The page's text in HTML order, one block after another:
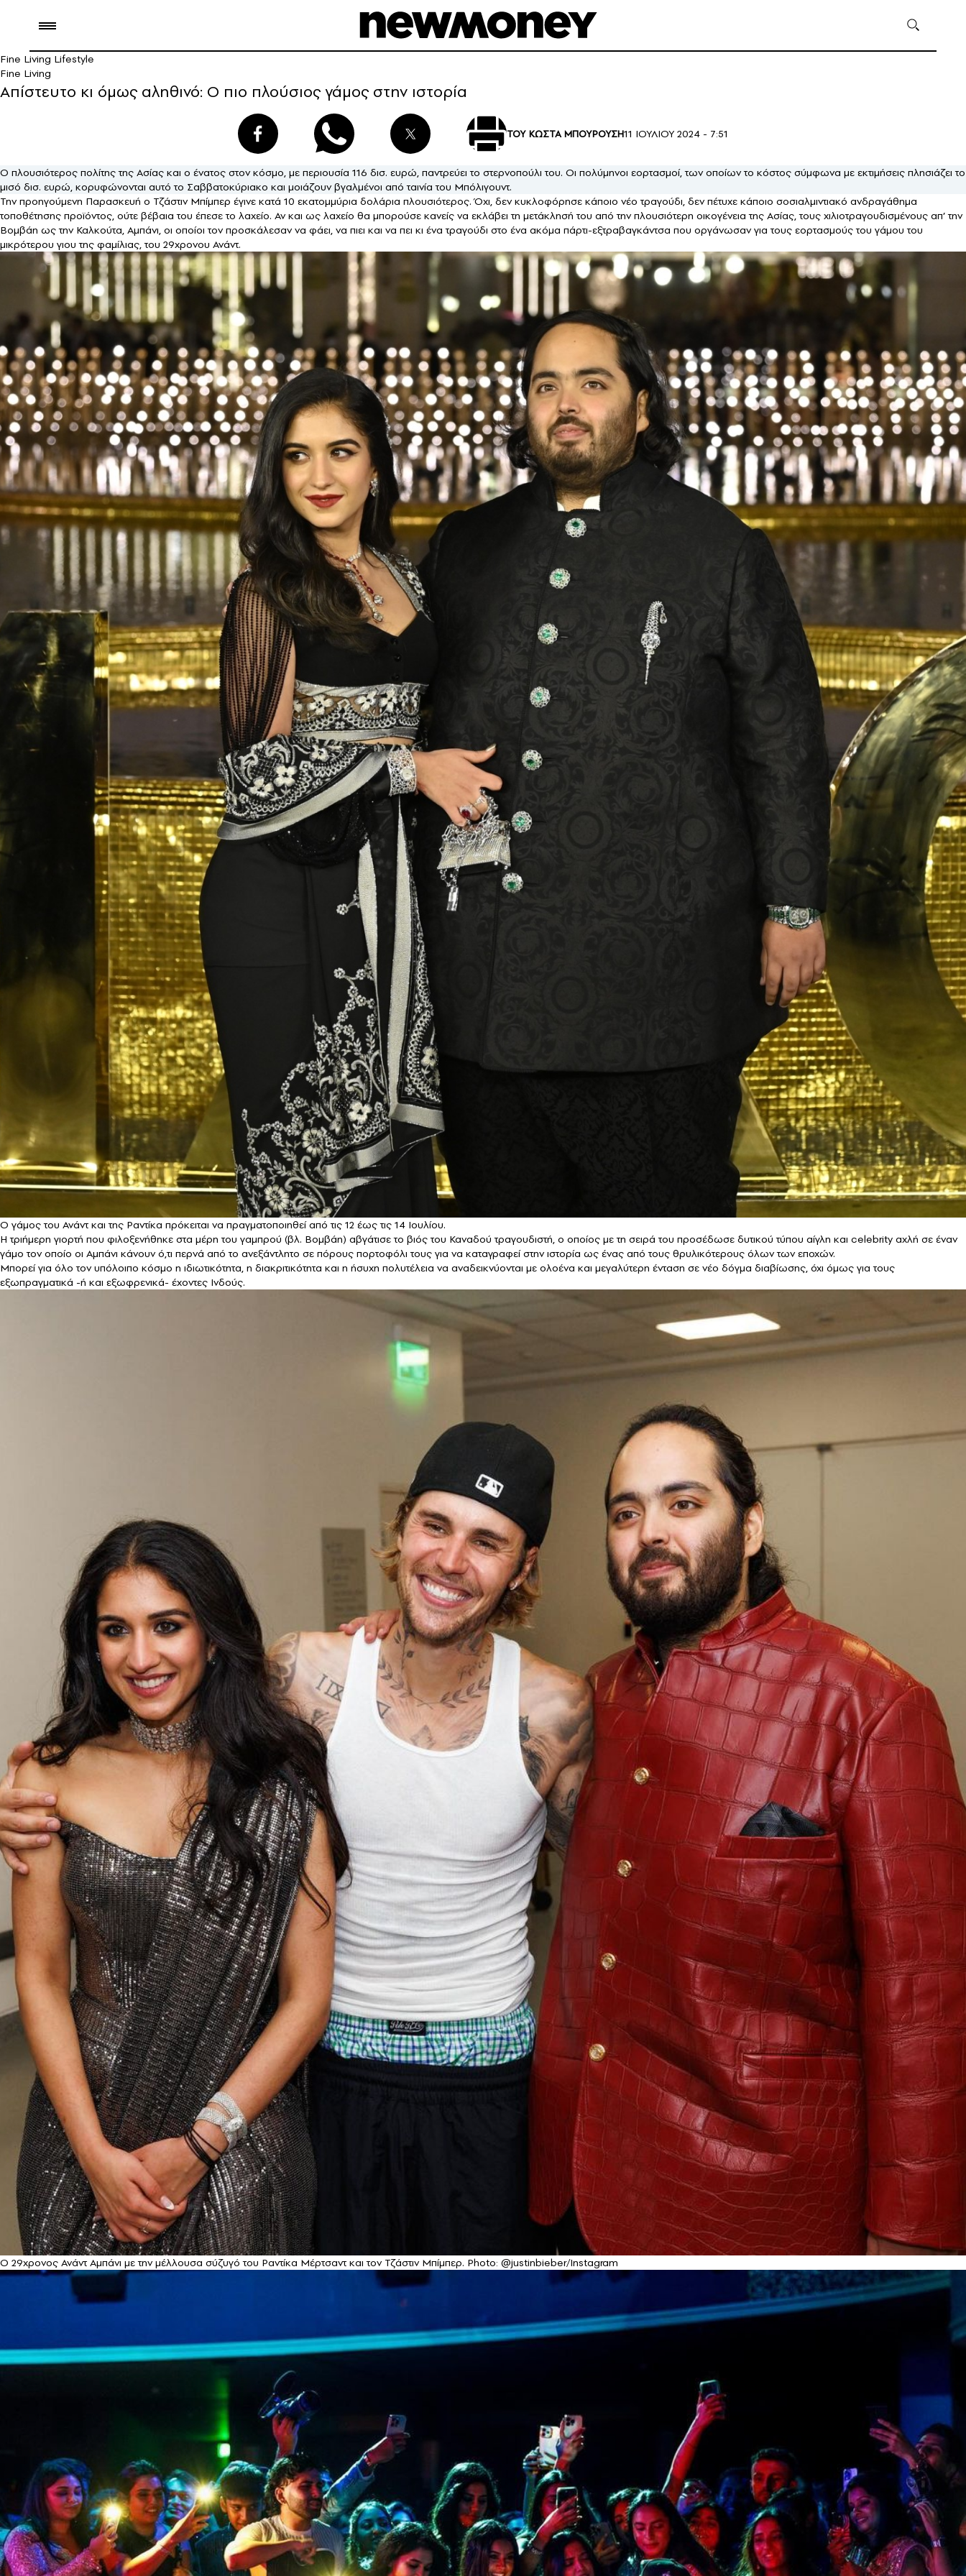
Fine Living Lifestyle
Fine Living
Απίστευτο κι όμως αληθινό: Ο πιο πλούσιος γάμος στην ιστορία
ΤΟΥ ΚΩΣΤΑ ΜΠΟΥΡΟΥΣΗ11 ΙΟΥΛΙΟΥ 2024 - 7:51
Ο πλουσιότερος πολίτης της Ασίας και ο ένατος στον κόσμο, με περιουσία 116 δισ. ευρώ, παντρεύει το στερνοπούλι του. Οι πολύμηνοι εορτασμοί, των οποίων το κόστος σύμφωνα με εκτιμήσεις πλησιάζει το
μισό δισ. ευρώ, κορυφώνονται αυτό το Σαββατοκύριακο και μοιάζουν βγαλμένοι από ταινία του Μπόλιγουντ.
Την προηγούμενη Παρασκευή ο Τζάστιν Μπίμπερ έγινε κατά 10 εκατομμύρια δολάρια πλουσιότερος. Όχι, δεν κυκλοφόρησε κάποιο νέο τραγούδι, δεν πέτυχε κάποιο σοσιαλμιντιακό ανδραγάθημα
τοποθέτησης προϊόντος, ούτε βέβαια του έπεσε το λαχείο. Αν και ως λαχείο θα μπορούσε κανείς να εκλάβει τη μετάκλησή του από την πλουσιότερη οικογένεια της Ασίας, τους χιλιοτραγουδισμένους απ’ την
Βομβάη ως την Καλκούτα, Αμπάνι, οι οποίοι τον προσκάλεσαν να φάει, να πιει και να πει κι ένα τραγούδι στο ένα ακόμα πάρτι-εξτραβαγκάντσα που οργάνωσαν για τους εορτασμούς του γάμου του
μικρότερου γιου της φαμίλιας, του 29χρονου Ανάντ.
Ο γάμος του Ανάντ και της Ραντίκα πρόκειται να πραγματοποιηθεί από τις 12 έως τις 14 Ιουλίου.
Η τριήμερη γιορτή που φιλοξενήθηκε στα μέρη του γαμπρού (βλ. Βομβάη) αβγάτισε το βιός του Καναδού τραγουδιστή, ο οποίος με τη σειρά του προσέδωσε δυτικού τύπου αίγλη και celebrity αχλή σε έναν
γάμο τον οποίο οι Αμπάνι κάνουν ό,τι περνά από το ανεξάντλητο σε πόρους πορτοφόλι τους για να καταγραφεί στην ιστορία ως ένας από τους θρυλικότερους όλων των εποχών.
Μπορεί για όλο τον υπόλοιπο κόσμο η ιδιωτικότητα, η διακριτικότητα και η ήσυχη πολυτέλεια να αναδεικνύονται με ολοένα και μεγαλύτερη ένταση σε νέο δόγμα διαβίωσης, όχι όμως για τους
εξωπραγματικά -ή και εξωφρενικά- έχοντες Ινδούς.
Ο 29χρονος Ανάντ Αμπάνι με την μέλλουσα σύζυγό του Ραντίκα Μέρτσαντ και τον Τζάστιν Μπίμπερ. Photo: @justinbieber/Instagram